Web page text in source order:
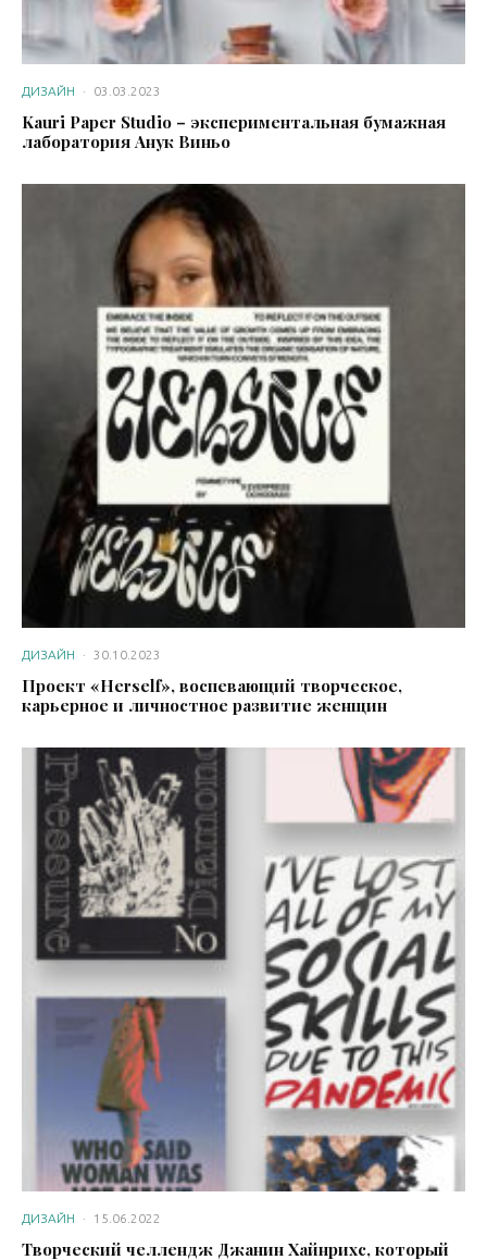
ДИЗАЙН · 03.03.2023
Kauri Paper Studio – экспериментальная бумажная
лаборатория Анук Виньо
ДИЗАЙН · 30.10.2023
Проект «Herself», воспевающий творческое,
карьерное и личностное развитие женщин
ДИЗАЙН · 15.06.2022
Творческий челлендж Джанин Хайнрихс, который